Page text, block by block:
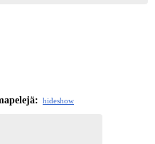
hideshow